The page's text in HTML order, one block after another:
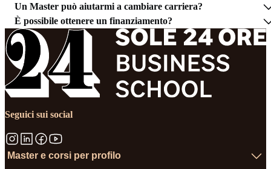
Un Master può aiutarmi a cambiare carriera?
È possibile ottenere un finanziamento?
Seguici sui social
Master e corsi per profilo